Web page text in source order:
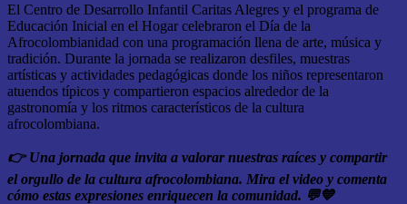
El Centro de Desarrollo Infantil Caritas Alegres y el programa de
Educación Inicial en el Hogar celebraron el Día de la
Afrocolombianidad con una programación llena de arte, música y
tradición. Durante la jornada se realizaron desfiles, muestras
artísticas y actividades pedagógicas donde los niños representaron
atuendos típicos y compartieron espacios alrededor de la
gastronomía y los ritmos característicos de la cultura
afrocolombiana.
👉Una jornada que invita a valorar nuestras raíces y compartir
el orgullo de la cultura afrocolombiana. Mira el video y comenta
cómo estas expresiones enriquecen la comunidad. 💬💙